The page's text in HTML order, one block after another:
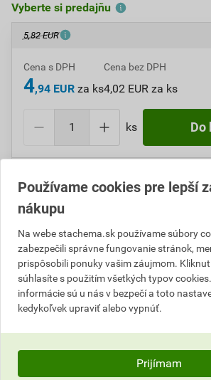
Vyberte si predajňu
5,82 EUR
Cena s DPH
4,94 EUR za ks
Cena bez DPH
4,02 EUR za ks
ks Do
(4,02EURbez DPH).
Číslo položky:
VýrobcaStachema
Informácie o cene
Aktuálna predajná cena po zľave
ceny
Používame cookies pre lepší
nákupu
Na webe stachema.sk používame súbory
zabezpečili správne fungovanie stránok,
prispôsobili ponuky vašim záujmom.
súhlasíte s použitím všetkých typov
informácie sú u nás v bezpečí a toto
kedykoľvek upraviť alebo vypnúť.
Prijímam